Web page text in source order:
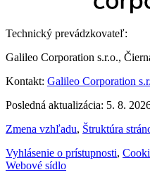
Technický prevádzkovateľ:
Galileo Corporation s.r.o.,
Kontakt: Galileo Corporation
Posledná aktualizácia: 5. 8.
Zmena vzhľadu, Štruktúra
Vyhlásenie o prístupnosti,
Webové sídlo